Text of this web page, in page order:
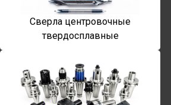
Сверла центровочные
твердосплавные